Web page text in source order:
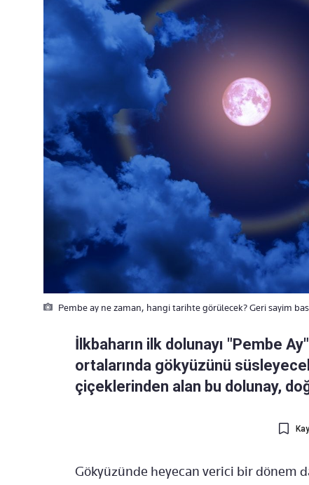
Pembe ay ne zaman, hangi tarihte görülecek? Geri sayim
İlkbaharın ilk dolunayı "Pembe
ortalarında gökyüzünü
çiçeklerinden alan bu dolunay,
Gökyüzünde heyecan verici bir dönem